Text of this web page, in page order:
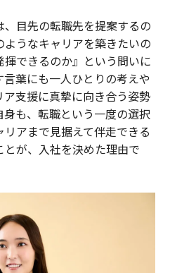
、目先の転職先を提案するの
うなキャリアを築きたいの
できるのか』という問いに
葉にも一人ひとりの考えや
支援に真摯に向き合う姿勢
も、転職という一度の選択
アまで見据えて伴走できる
が、入社を決めた理由で